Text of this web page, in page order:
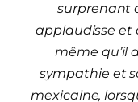
surprenant
applaudisse et
même qu’il
sympathie et
mexicaine,